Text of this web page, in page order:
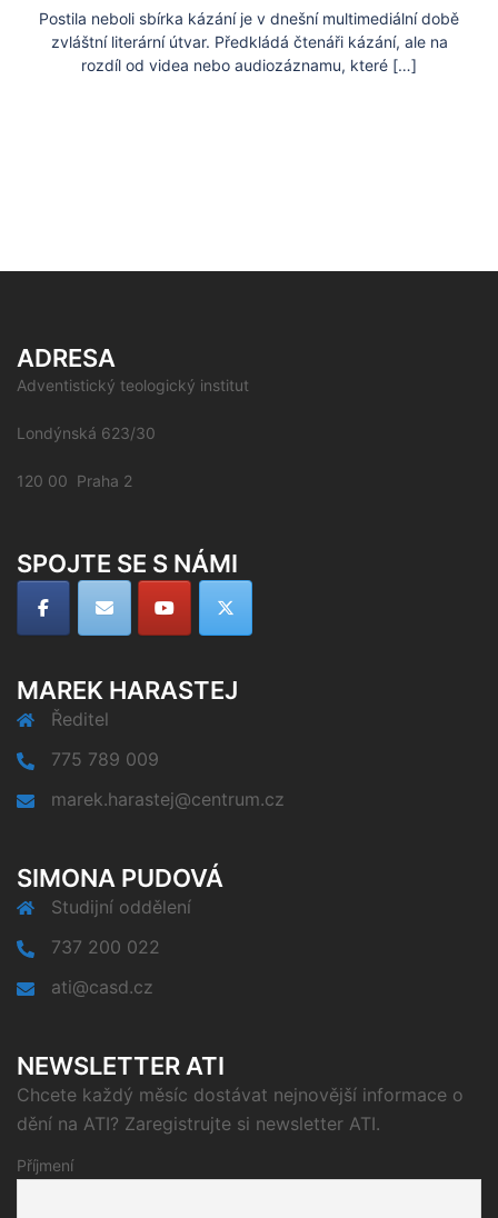
Postila neboli sbírka kázání je v dnešní multimediální době
zvláštní literární útvar. Předkládá čtenáři kázání, ale na
rozdíl od videa nebo audiozáznamu, které […]
ADRESA
Adventistický teologický institut
Londýnská 623/30
120 00 Praha 2
SPOJTE SE S NÁMI
MAREK HARASTEJ
Ředitel
775 789 009
marek.harastej@centrum.cz
SIMONA PUDOVÁ
Studijní oddělení
737 200 022
ati@casd.cz
NEWSLETTER ATI
Chcete každý měsíc dostávat nejnovější informace o
dění na ATI? Zaregistrujte si newsletter ATI.
Příjmení